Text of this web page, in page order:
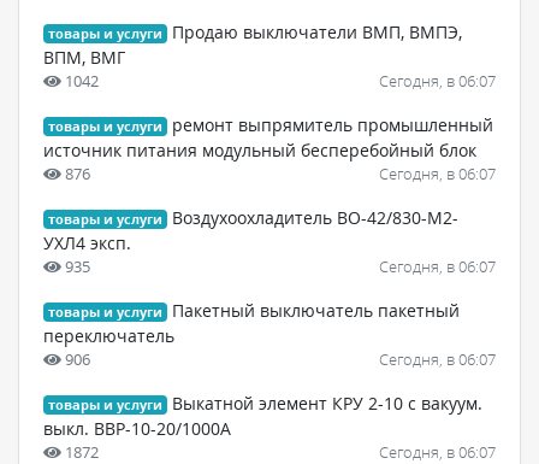
товары и услуги
Продаю выключатели ВМП, ВМПЭ,
ВПМ, ВМГ
1042 Сегодня, в 06:07
товары и услуги
ремонт выпрямитель промышленный
источник питания модульный бесперебойный блок
876 Сегодня, в 06:07
товары и услуги
Воздухоохладитель ВО-42/830-М2-
УХЛ4 эксп.
935 Сегодня, в 06:07
товары и услуги
Пакетный выключатель пакетный
переключатель
906 Сегодня, в 06:07
товары и услуги
Выкатной элемент КРУ 2-10 с вакуум.
выкл. ВВР-10-20/1000А
1872 Сегодня, в 06:07